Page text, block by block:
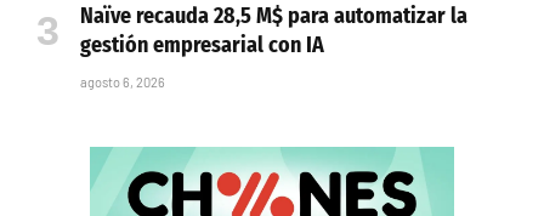
Naïve recauda 28,5 M$ para automatizar la
gestión empresarial con IA
agosto 6, 2026